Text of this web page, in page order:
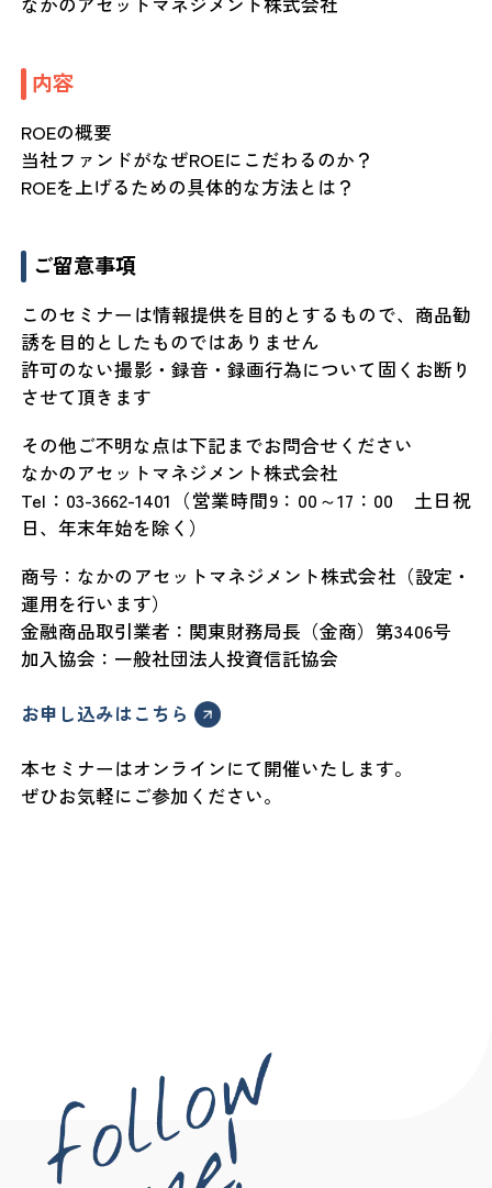
内容
ROEの概要
当社ファンドがなぜROEにこだわるのか？
ROEを上げるための具体的な方法とは？
ご留意事項
このセミナーは情報提供を目的とするもので、商品勧
誘を目的としたものではありません
許可のない撮影・録音・録画行為について固くお断り
させて頂きます
その他ご不明な点は下記までお問合せください
なかのアセットマネジメント株式会社
Tel：03-3662-1401（営業時間9：00～17：00 土日祝
日、年末年始を除く）
商号：なかのアセットマネジメント株式会社（設定・
運用を行います）
金融商品取引業者：関東財務局長（金商）第3406号
加入協会：一般社団法人投資信託協会
お申し込みはこちら
本セミナーはオンラインにて開催いたします。
ぜひお気軽にご参加ください。